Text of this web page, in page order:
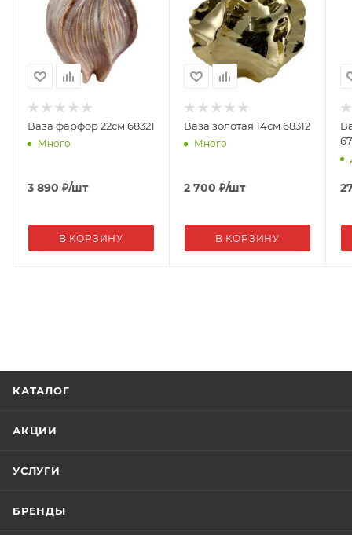
Ваза фарфор 22см 68321
Много
3 890 ₽/шт
В КОРЗИНУ
Ваза золотая 14см 68312
Много
2 700 ₽/шт
В КОРЗИНУ
КАТАЛОГ
АКЦИИ
УСЛУГИ
БРЕНДЫ